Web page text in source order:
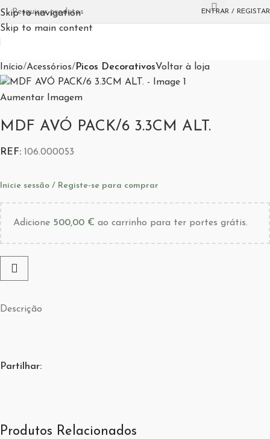
Skip to navigation
Skip to main content
ENTRAR / REGISTAR
Início Acessórios Picos DecorativosVoltar à loja
Aumentar Imagem
MDF AVÓ PACK/6 3.3CM ALT.
REF: 106.000053
Inicie sessão / Registe-se para comprar
Adicione 500,00 € ao carrinho para ter portes grátis.
Descrição
Partilhar:
Produtos Relacionados